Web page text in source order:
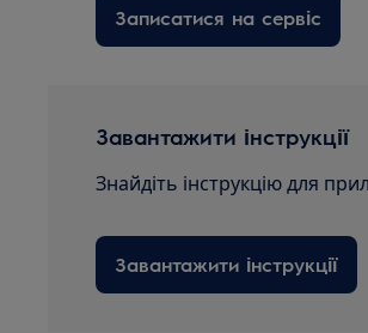
Записатися на сервіс
Завантажити інструкції
Знайдіть інструкцію для
Завантажити інструкції